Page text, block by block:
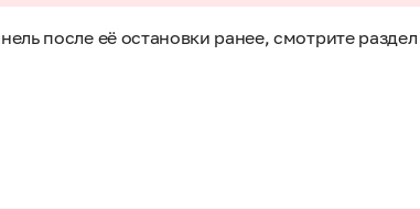
после её остановки ранее, смотрите раздел